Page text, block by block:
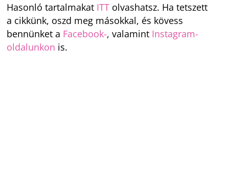
Hasonló tartalmakat ITT olvashatsz. Ha tetszett
a cikkünk, oszd meg másokkal, és kövess
bennünket a Facebook-, valamint Instagram-
oldalunkon is.